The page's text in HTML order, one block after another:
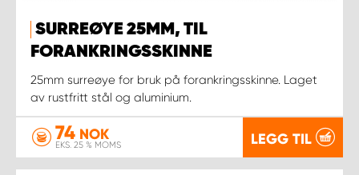
SURREØYE 25MM, TIL
FORANKRINGSSKINNE
25mm surreøye for bruk på forankringsskinne. Laget
av rustfritt stål og aluminium.
74 NOK
EKS. 25 % MOMS LEGG TIL